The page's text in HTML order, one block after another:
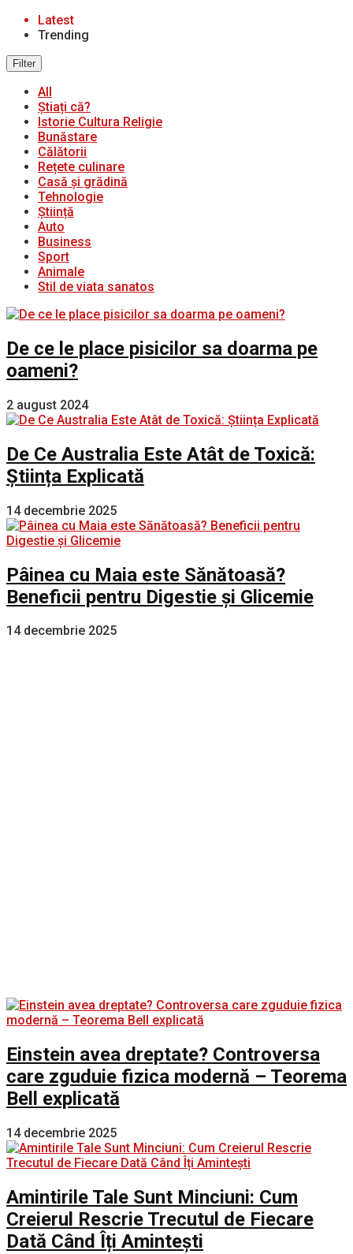
Latest
Trending
Filter
All
Știați că?
Istorie Cultura Religie
Bunăstare
Călătorii
Rețete culinare
Casă și grădină
Tehnologie
Știință
Auto
Business
Sport
Animale
Stil de viata sanatos
De ce le place pisicilor sa doarma pe
oameni?
2 august 2024
De Ce Australia Este Atât de Toxică:
Știința Explicată
14 decembrie 2025
Pâinea cu Maia este Sănătoasă?
Beneficii pentru Digestie și Glicemie
14 decembrie 2025
Einstein avea dreptate? Controversa
care zguduie fizica modernă – Teorema
Bell explicată
14 decembrie 2025
Amintirile Tale Sunt Minciuni: Cum
Creierul Rescrie Trecutul de Fiecare
Dată Când Îți Amintești